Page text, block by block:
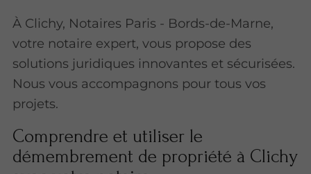
À Clichy, Notaires Paris - Bords-de-Marne,
votre notaire expert, vous propose des
solutions juridiques innovantes et sécurisées.
Nous vous accompagnons pour tous vos
projets.
Comprendre et utiliser le
démembrement de propriété à Clichy